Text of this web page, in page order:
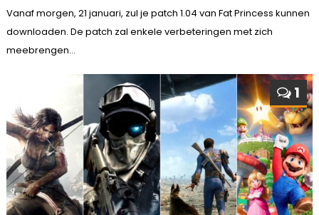
Vanaf morgen, 21 januari, zul je patch 1.04 van Fat Princess kunnen
downloaden. De patch zal enkele verbeteringen met zich
meebrengen...
1